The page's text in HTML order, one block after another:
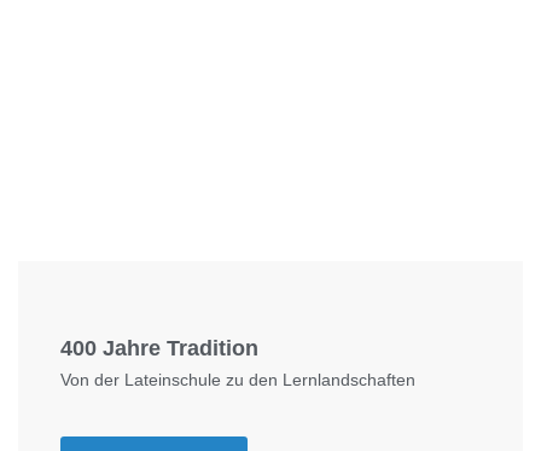
400 Jahre Tradition
Von der Lateinschule zu den Lernlandschaften